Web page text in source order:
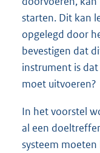
starten. Dit kan
opgelegd door
bevestigen dat
instrument is
moet uitvoeren?
In het voorstel
al een
systeem